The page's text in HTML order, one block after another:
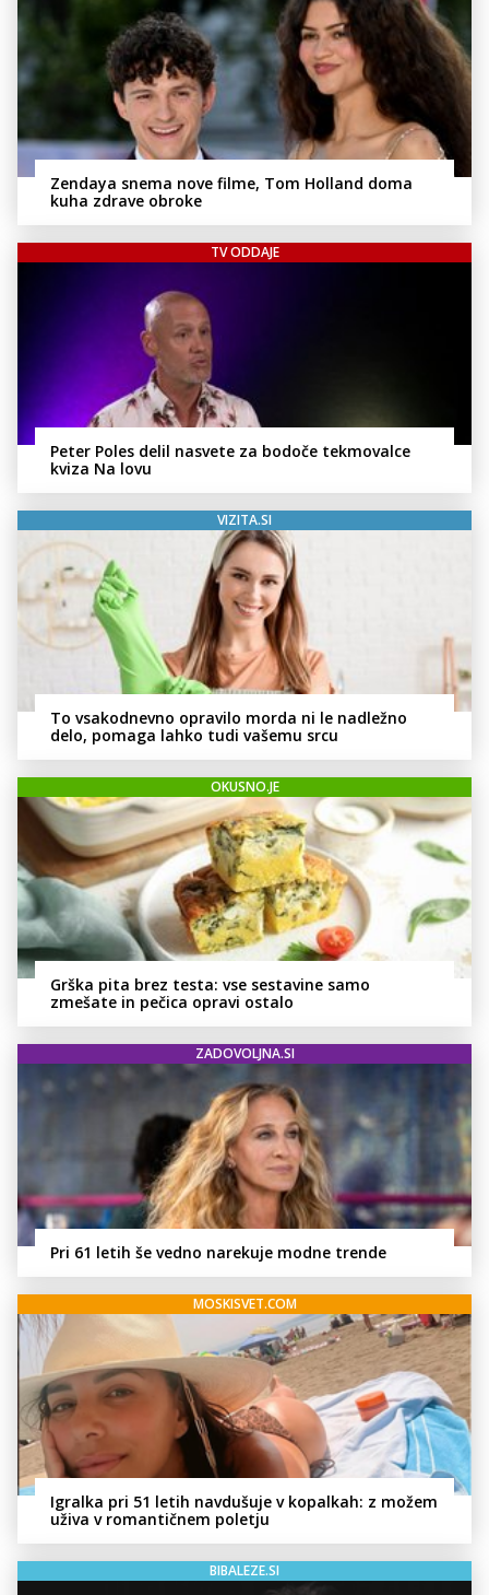
Zendaya snema nove filme, Tom Holland doma
kuha zdrave obroke
TV ODDAJE
Peter Poles delil nasvete za bodoče tekmovalce
kviza Na lovu
VIZITA.SI
To vsakodnevno opravilo morda ni le nadležno
delo, pomaga lahko tudi vašemu srcu
OKUSNO.JE
Grška pita brez testa: vse sestavine samo
zmešate in pečica opravi ostalo
ZADOVOLJNA.SI
Pri 61 letih še vedno narekuje modne trende
MOSKISVET.COM
Igralka pri 51 letih navdušuje v kopalkah: z možem
uživa v romantičnem poletju
BIBALEZE.SI